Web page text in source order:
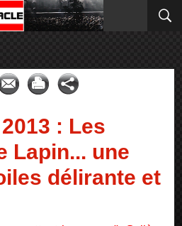
: Les
Lapin... une
délirante et